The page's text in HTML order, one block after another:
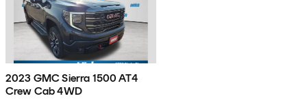
2023 GMC Sierra 1500 AT4
Crew Cab 4WD